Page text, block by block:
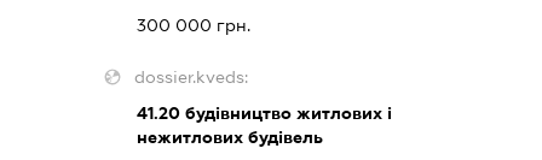
300 000 грн.
dossier.kveds:
41.20будівництво житлових і
нежитлових будівель